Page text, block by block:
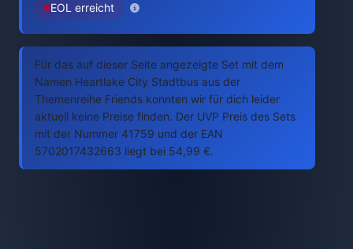
EOL erreicht
Für das auf dieser Seite angezeigte Set mit dem
Namen Heartlake City Stadtbus aus der
Themenreihe Friends konnten wir für dich leider
aktuell keine Preise finden. Der UVP Preis des Sets
mit der Nummer 41759 und der EAN
5702017432663 liegt bei 54,99 €.